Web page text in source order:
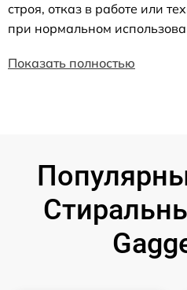
строя, отказ в работе или
при нормальном
Показать полностью